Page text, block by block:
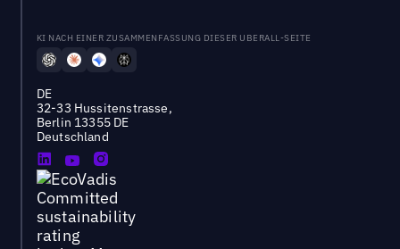
KI NACH EINER ZUSAMMENFASSUNG DIESER UBERALL-SEITE
DE
32-33 Hussitenstrasse,
Berlin 13355 DE
Deutschland